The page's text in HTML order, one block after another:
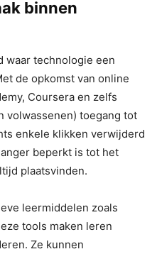
binnen
waar technologie een
de opkomst van online
Coursera en zelfs
volwassenen) toegang tot
enkele klikken verwijderd
beperkt is tot het
plaatsvinden.
leermiddelen zoals
tools maken leren
Ze kunnen